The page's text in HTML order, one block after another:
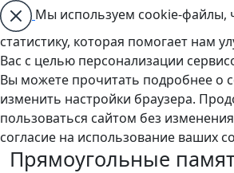
Мы используем cookie-файлы,
статистику, которая помогает нам
Вас с целью персонализации
Вы можете прочитать подробнее о
изменить настройки браузера.
пользоваться сайтом без
согласие на использование ваших
Прямоугольные